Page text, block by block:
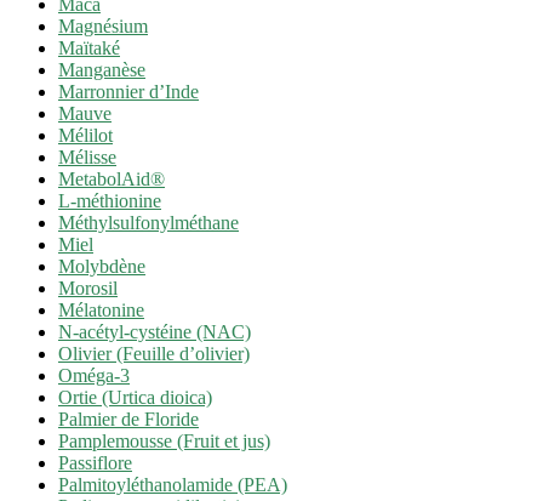
Maca
Magnésium
Maïtaké
Manganèse
Marronnier d’Inde
Mauve
Mélilot
Mélisse
MetabolAid®
L-méthionine
Méthylsulfonylméthane
Miel
Molybdène
Morosil
Mélatonine
N-acétyl-cystéine (NAC)
Olivier (Feuille d’olivier)
Oméga-3
Ortie (Urtica dioica)
Palmier de Floride
Pamplemousse (Fruit et jus)
Passiflore
Palmitoyléthanolamide (PEA)